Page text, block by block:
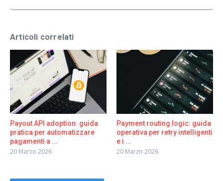
Articoli correlati
Payout API adoption: guida
pratica per automatizzare
pagamenti a ...
20 Marzo 2026
Payment routing logic: guida
operativa per retry intelligenti
e i ...
20 Marzo 2026